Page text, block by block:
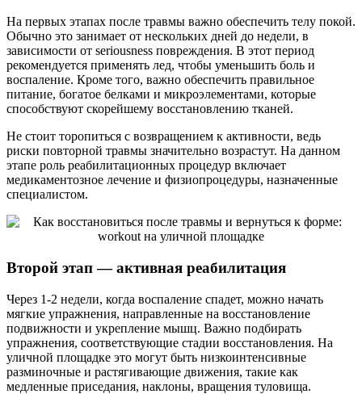
На первых этапах после травмы важно обеспечить телу покой.
Обычно это занимает от нескольких дней до недели, в
зависимости от seriousness повреждения. В этот период
рекомендуется применять лед, чтобы уменьшить боль и
воспаление. Кроме того, важно обеспечить правильное
питание, богатое белками и микроэлементами, которые
способствуют скорейшему восстановлению тканей.
Не стоит торопиться с возвращением к активности, ведь
риски повторной травмы значительно возрастут. На данном
этапе роль реабилитационных процедур включает
медикаментозное лечение и физиопроцедуры, назначенные
специалистом.
Второй этап — активная реабилитация
Через 1-2 недели, когда воспаление спадет, можно начать
мягкие упражнения, направленные на восстановление
подвижности и укрепление мышц. Важно подбирать
упражнения, соответствующие стадии восстановления. На
уличной площадке это могут быть низкоинтенсивные
разминочные и растягивающие движения, такие как
медленные приседания, наклоны, вращения туловища.